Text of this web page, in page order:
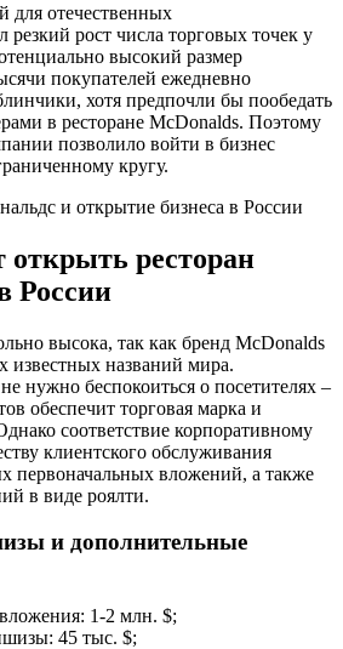
для отечественных
резкий рост числа торговых точек у
высокий размер
покупателей ежедневно
хотя предпочли бы пообедать
в ресторане McDonalds. Поэтому
позволило войти в бизнес
кругу.
открыть ресторан
России
высока, так как бренд McDonalds
известных названий мира.
нужно беспокоиться о посетителях –
обеспечит торговая марка и
соответствие корпоративному
клиентского обслуживания
первоначальных вложений, а также
в виде роялти.
и дополнительные
1-2 млн. $;
45 тыс. $;